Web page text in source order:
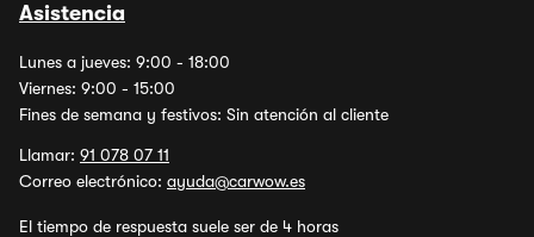
Asistencia
Lunes a jueves: 9:00 - 18:00
Viernes: 9:00 - 15:00
Fines de semana y festivos: Sin atención al cliente
Llamar: 91 078 07 11
Correo electrónico: ayuda@carwow.es
El tiempo de respuesta suele ser de 4 horas